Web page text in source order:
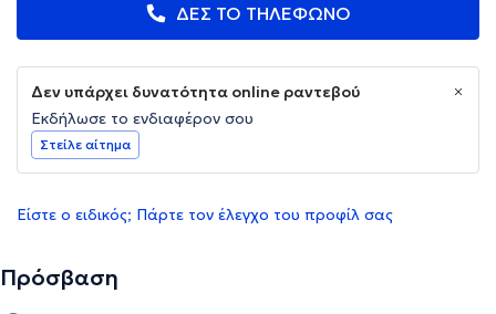
ΔΕΣ ΤΟ ΤΗΛΕΦΩΝΟ
Δεν υπάρχει δυνατότητα online ραντεβού
Εκδήλωσε το ενδιαφέρον σου
Στείλε αίτημα
Είστε ο ειδικός; Πάρτε τον έλεγχο του προφίλ σας
Πρόσβαση